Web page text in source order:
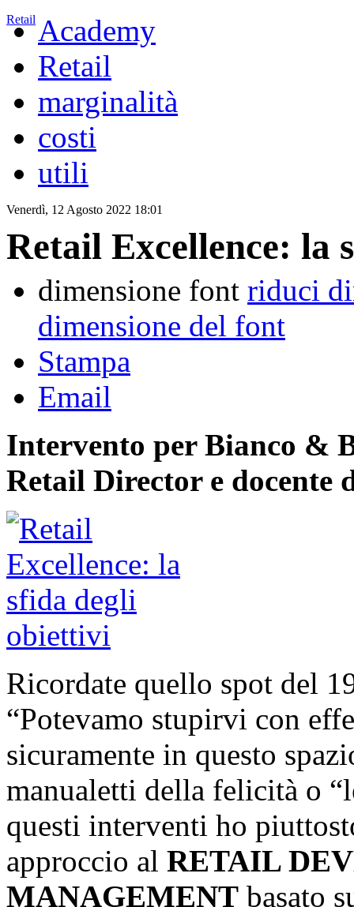
Retail Academy
Retail
marginalità
costi
utili
Venerdì, 12 Agosto 2022 18:01
Retail Excellence: la
dimensione font riduci
dimensione del font
Stampa
Email
Intervento per Bianco &
Retail Director e docente
Ricordate quello spot del
“Potevamo stupirvi con
sicuramente in questo
manualetti della felicità o
questi interventi ho
approccio al RETAIL
MANAGEMENT basato